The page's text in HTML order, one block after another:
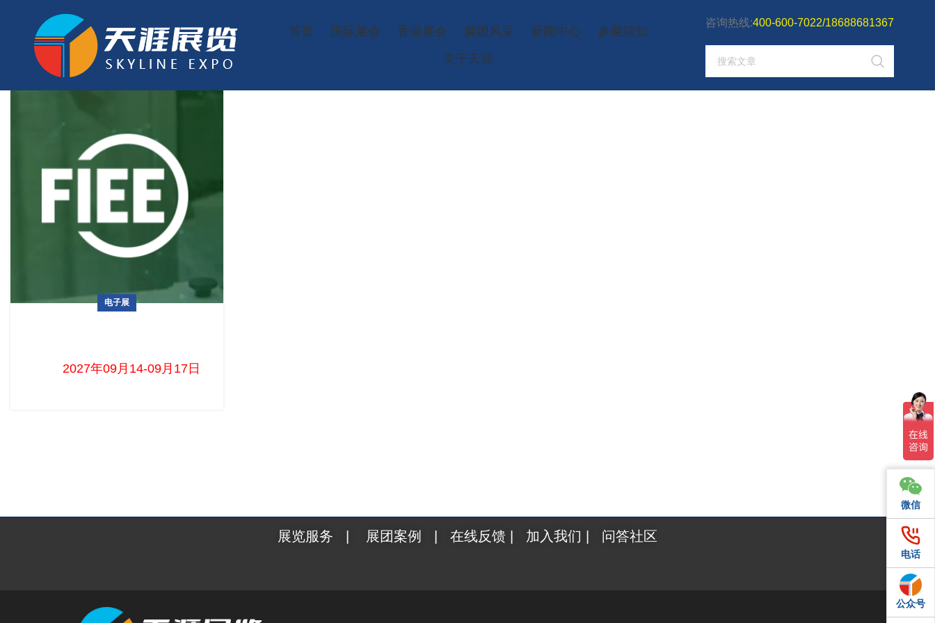
首页 国际展会 香港展会 展团风采 新闻中心
参展须知
关于天涯
咨询热线:400-600-7022/18688681367
电子展
2027年09月14-09月17日 ...
微信
电话
QQ
微信
电话
公众号
展览服务 展团案例 在线反馈 加入我们 问答社区